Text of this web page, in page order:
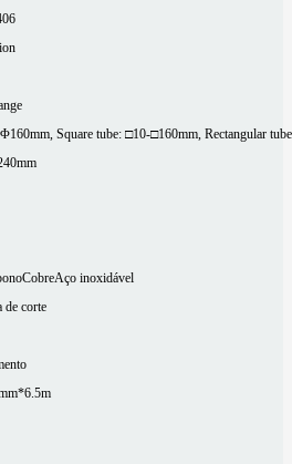
Square tube: □10-□160mm, Rectangular
CobreAço inoxidável
de corte